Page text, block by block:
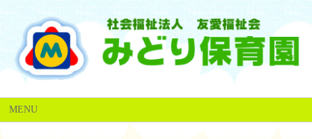
MENU